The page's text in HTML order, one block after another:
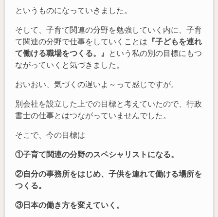
というものになっていきました。
そして、子育て関連の分野を勉強していく内に、子育
て関連の分野で仕事をしていくことは 『子どもを連れ
て働ける職場をつくる。』 という私の別の目標にもつ
ながっていくと気づきました。
おいおい、気づくの遅いよ～って感じですが。
別会社を設立した上での目標と考えていたので、行政
書士の仕事とはつながっていませんでした。
そこで、今の目標は
①子育て関連の分野のスペシャリストになる。
②自分の事務所をはじめ、子供を連れて働ける場所を
つくる。
③日本の働き方を変えていく。